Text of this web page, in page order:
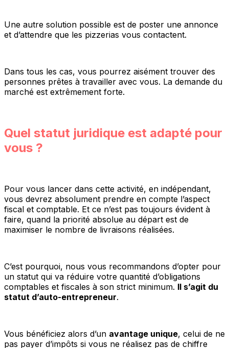
Une autre solution possible est de poster une annonce
et d’attendre que les pizzerias vous contactent.
Dans tous les cas, vous pourrez aisément trouver des
personnes prêtes à travailler avec vous. La demande du
marché est extrêmement forte.
Quel statut juridique est adapté pour
vous ?
Pour vous lancer dans cette activité, en indépendant,
vous devrez absolument prendre en compte l’aspect
fiscal et comptable. Et ce n’est pas toujours évident à
faire, quand la priorité absolue au départ est de
maximiser le nombre de livraisons réalisées.
C’est pourquoi, nous vous recommandons d’opter pour
un statut qui va réduire votre quantité d’obligations
comptables et fiscales à son strict minimum. Il s’agit du
statut d’auto-entrepreneur.
Vous bénéficiez alors d’un avantage unique, celui de ne
pas payer d’impôts si vous ne réalisez pas de chiffre